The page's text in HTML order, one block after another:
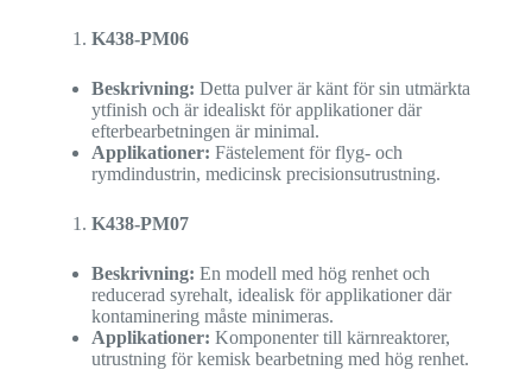
K438-PM06
Beskrivning: Detta pulver är känt för sin utmärkta
ytfinish och är idealiskt för applikationer där
efterbearbetningen är minimal.
Applikationer: Fästelement för flyg- och
rymdindustrin, medicinsk precisionsutrustning.
K438-PM07
Beskrivning: En modell med hög renhet och
reducerad syrehalt, idealisk för applikationer där
kontaminering måste minimeras.
Applikationer: Komponenter till kärnreaktorer,
utrustning för kemisk bearbetning med hög renhet.